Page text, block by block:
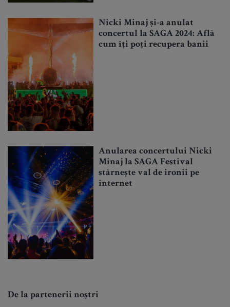
Nicki Minaj și-a anulat
concertul la SAGA 2024: Află
cum îți poți recupera banii
Anularea concertului Nicki
Minaj la SAGA Festival
stârnește val de ironii pe
internet
De la partenerii noștri